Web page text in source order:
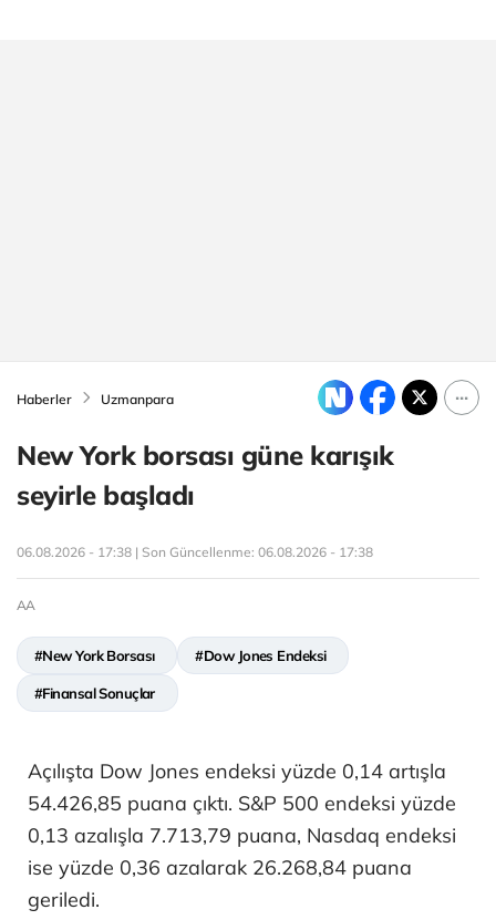
Haberler Uzmanpara
New York borsası güne karışık
seyirle başladı
06.08.2026 - 17:38 | Son Güncellenme: 06.08.2026 - 17:38
AA
#New York Borsası #Dow Jones Endeksi
#Finansal Sonuçlar
Açılışta Dow Jones endeksi yüzde 0,14 artışla
54.426,85 puana çıktı. S&P 500 endeksi yüzde
0,13 azalışla 7.713,79 puana, Nasdaq endeksi
ise yüzde 0,36 azalarak 26.268,84 puana
geriledi.